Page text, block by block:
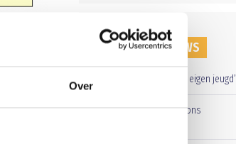
Over
RECENT NIEUWS
‘Méér kansen voor de eigen jeugd’
Groot onderhoud op ons